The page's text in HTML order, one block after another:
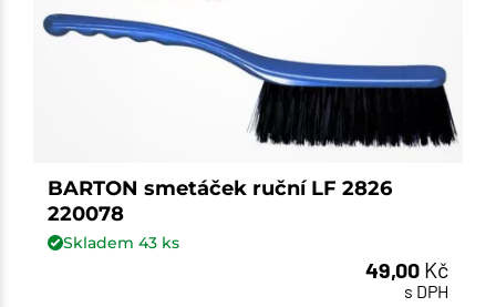
BARTON smetáček ruční LF 2826
220078
Skladem 43ks
49,00 Kč
s DPH